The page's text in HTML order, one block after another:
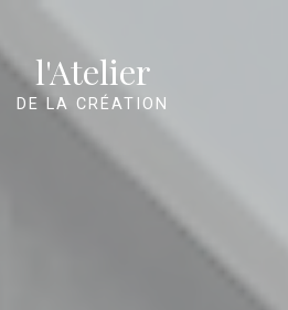
l'Atelier
DE LA CRÉATION